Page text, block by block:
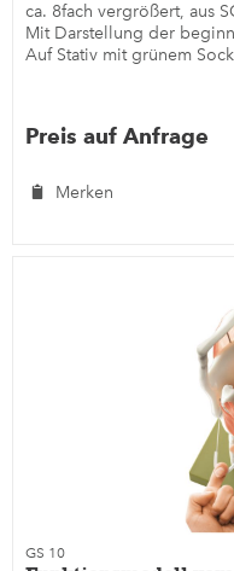
ca. 8fach vergrößert, aus
Mit Darstellung der
Auf Stativ mit grünem
Preis auf Anfrage
Merken
GS 10